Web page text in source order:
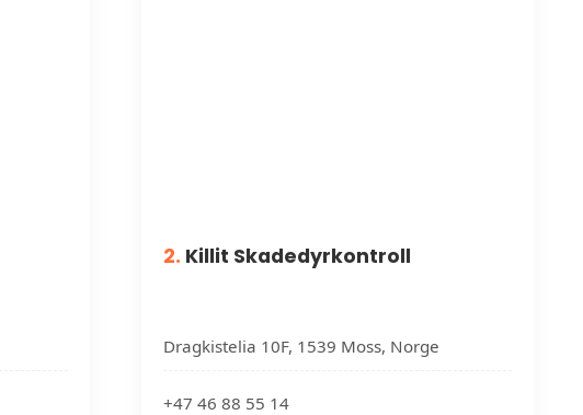
2. Killit Skadedyrkontroll
Dragkistelia 10F, 1539 Moss, Norge
+47 46 88 55 14